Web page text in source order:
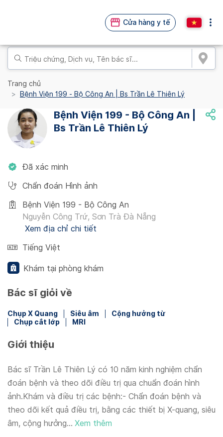
Cửa hàng y tế
Trang chủ
Bệnh Viện 199 - Bộ Công An | Bs Trần Lê Thiên Lý
Bệnh Viện 199 - Bộ Công An |
Bs Trần Lê Thiên Lý
Đã xác minh
Chẩn đoán Hình ảnh
Bệnh Viện 199 - Bộ Công An
Nguyễn Công Trứ, Sơn Trà Đà Nẵng
Xem địa chỉ chi tiết
Tiếng Việt
Khám tại phòng khám
Bác sĩ giỏi về
Chụp X Quang Siêu âm
Cộng hưởng từ
Chụp cắt lớp
MRI
Giới thiệu
Bác sĩ Trần Lê Thiên Lý có 10 năm kinh nghiệm chẩn
đoán bệnh và theo dõi điều trị qua chuẩn đoán hình
ảnh.Khám và điều trị các bệnh:- Chẩn đoán bệnh và
theo dõi kết quả điều trị, bằng các thiết bị X-quang, siêu
âm, cộng hưởng... Xem thêm